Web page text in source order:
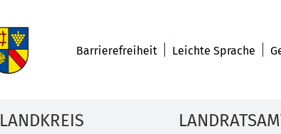
Barrierefreiheit Leichte Sprache
LANDKREIS